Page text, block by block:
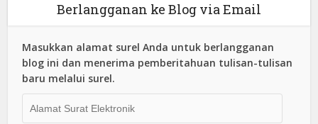
Berlangganan ke Blog via Email
Masukkan alamat surel Anda untuk berlangganan
blog ini dan menerima pemberitahuan tulisan-tulisan
baru melalui surel.
Surat